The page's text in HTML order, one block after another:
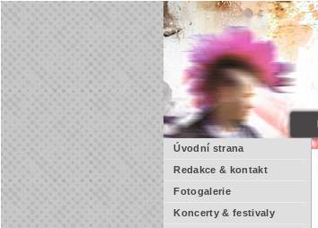
Úvodní strana
Redakce & kontakt
Fotogalerie
Koncerty & festivaly